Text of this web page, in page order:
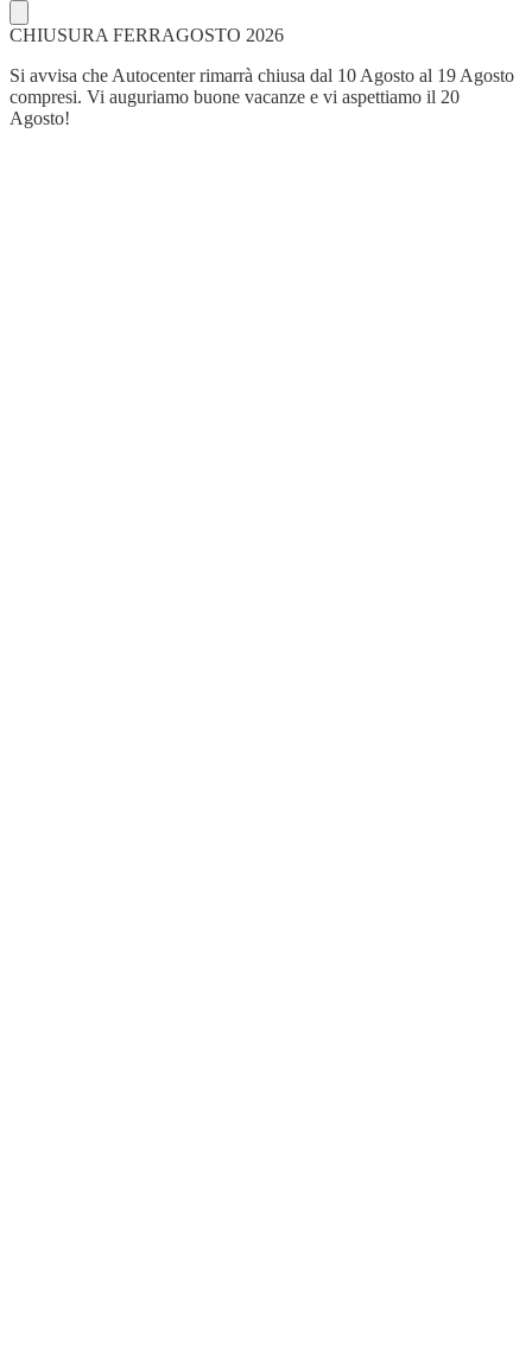
CHIUSURA FERRAGOSTO 2026
Si avvisa che Autocenter rimarrà chiusa dal 10 Agosto al 19 Agosto
compresi. Vi auguriamo buone vacanze e vi aspettiamo il 20
Agosto!